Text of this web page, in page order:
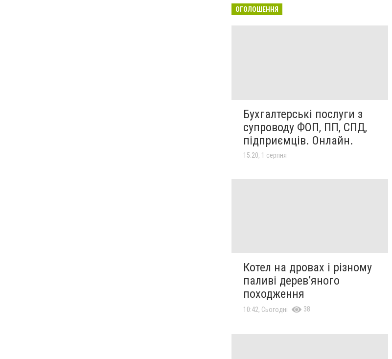
ОГОЛОШЕННЯ
Бухгалтерські послуги з
супроводу ФОП, ПП, СПД,
підприємців. Онлайн.
15:20, 1 серпня
Котел на дровах і різному
паливі дерев’яного
походження
10:42, Сьогодні 38